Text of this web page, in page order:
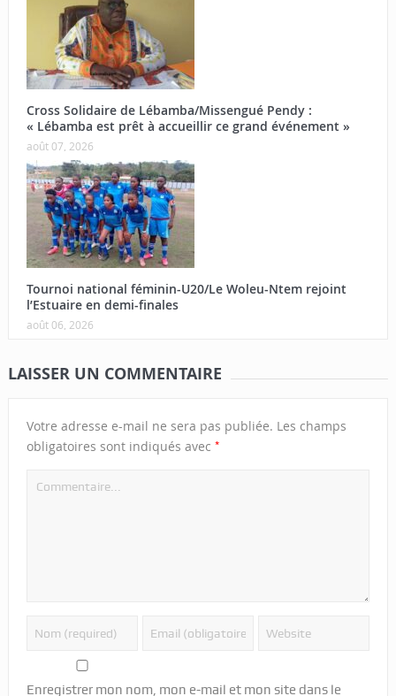
Cross Solidaire de Lébamba/Missengué Pendy :
« Lébamba est prêt à accueillir ce grand événement »
août 07, 2026
Tournoi national féminin-U20/Le Woleu-Ntem rejoint
l’Estuaire en demi-finales
août 06, 2026
LAISSER UN COMMENTAIRE
Votre adresse e-mail ne sera pas publiée. Les champs
obligatoires sont indiqués avec *
Enregistrer mon nom, mon e-mail et mon site dans le